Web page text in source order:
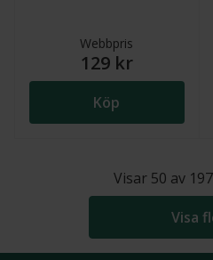
Webbpris
129 kr
Köp
Visar 50 av 197
Visa